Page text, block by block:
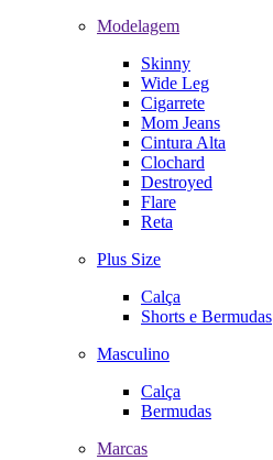
Modelagem
Skinny
Wide Leg
Cigarrete
Mom Jeans
Cintura Alta
Clochard
Destroyed
Flare
Reta
Plus Size
Calça
Shorts e Bermudas
Masculino
Calça
Bermudas
Marcas